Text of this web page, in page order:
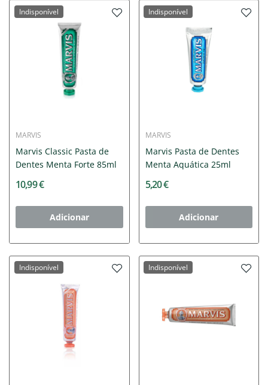
Indisponível
MARVIS
Marvis Classic Pasta de
Dentes Menta Forte 85ml
10,99 €
Adicionar
Indisponível
MARVIS
Marvis Pasta de Dentes
Menta Aquática 25ml
5,20 €
Adicionar
Indisponível Indisponível